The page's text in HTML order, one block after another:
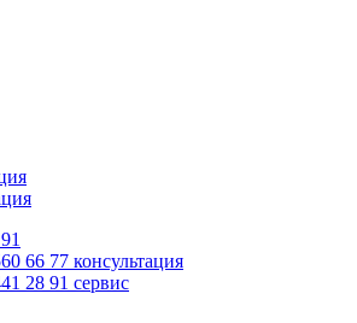
66 77 консультация
28 91 сервис